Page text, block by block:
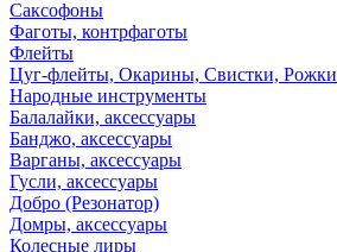
Саксофоны
Фаготы, контрфаготы
Флейты
Цуг-флейты, Окарины, Свистки, Рожки
Народные инструменты
Балалайки, аксессуары
Банджо, аксессуары
Варганы, аксессуары
Гусли, аксессуары
Добро (Резонатор)
Домры, аксессуары
Колесные лиры